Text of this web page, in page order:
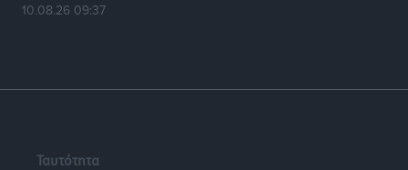
10.08.26 09:37
Ταυτότητα